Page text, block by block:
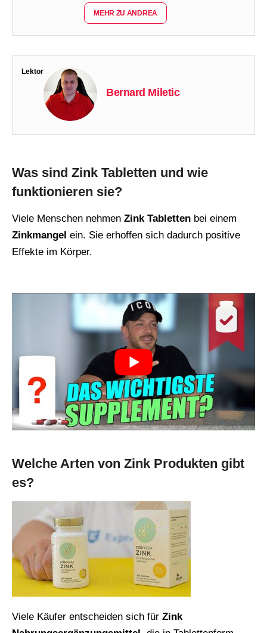
MEHR ZU ANDREA
Lektor
Bernard Miletic
Was sind Zink Tabletten und wie
funktionieren sie?
Viele Menschen nehmen Zink Tabletten bei einem
Zinkmangel ein. Sie erhoffen sich dadurch positive
Effekte im Körper.
Welche Arten von Zink Produkten gibt
es?
Viele Käufer entscheiden sich für Zink